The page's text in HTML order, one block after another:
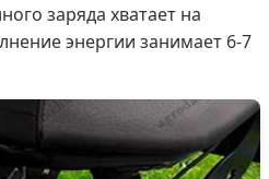
заряда хватает на
энергии занимает 6-7